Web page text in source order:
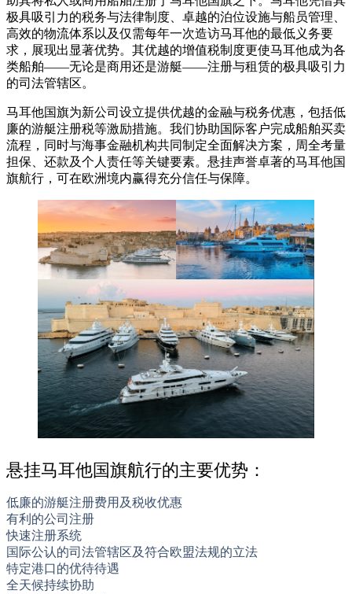
极具吸引力的税务与法律制度、卓越的泊位设施与船员管理、
高效的物流体系以及仅需每年一次造访马耳他的最低义务要
求，展现出显著优势。其优越的增值税制度更使马耳他成为各
类船舶——无论是商用还是游艇——注册与租赁的极具吸引力
的司法管辖区。
马耳他国旗为新公司设立提供优越的金融与税务优惠，包括低
廉的游艇注册税等激励措施。我们协助国际客户完成船舶买卖
流程，同时与海事金融机构共同制定全面解决方案，周全考量
担保、还款及个人责任等关键要素。悬挂声誉卓著的马耳他国
旗航行，可在欧洲境内赢得充分信任与保障。
悬挂马耳他国旗航行的主要优势：
低廉的游艇注册费用及税收优惠
有利的公司注册
快速注册系统
国际公认的司法管辖区及符合欧盟法规的立法
特定港口的优待待遇
全天候持续协助